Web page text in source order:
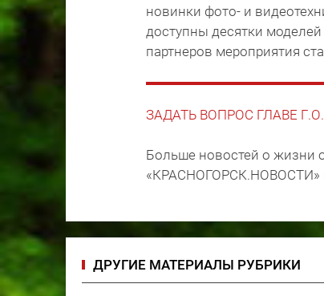
новинки фото- и
доступны десятки
партнеров мероприятия
ЗАДАТЬ ВОПРОС ГЛАВЕ
Больше новостей о жизни
«КРАСНОГОРСК.НОВОСТИ»
ДРУГИЕ МАТЕРИАЛЫ РУБРИКИ